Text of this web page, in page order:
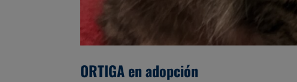
ORTIGA en adopción